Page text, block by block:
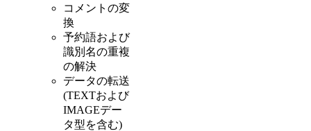
コメントの変
換
予約語および
識別名の重複
の解決
データの転送
(TEXTおよび
IMAGEデー
タ型を含む)